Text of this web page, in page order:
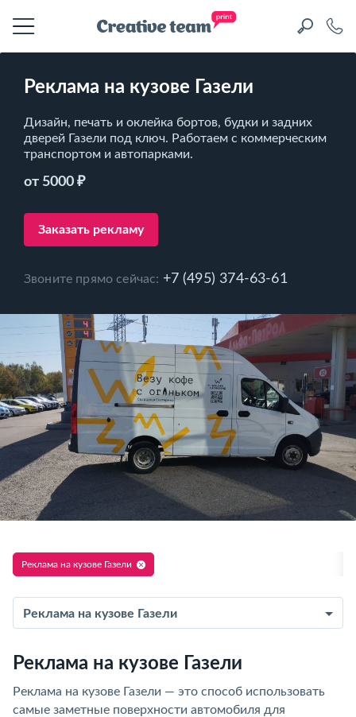
Реклама на кузове Газели
Дизайн, печать и оклейка бортов, будки и задних
дверей Газели под ключ. Работаем с коммерческим
транспортом и автопарками.
от 5000 ₽
Заказать рекламу
Звоните прямо сейчас: +7 (495) 374-63-61
Реклама на кузове Газели
Реклама на кузове Газели
Реклама на кузове Газели
Реклама на кузове Газели — это способ использовать
самые заметные поверхности автомобиля для